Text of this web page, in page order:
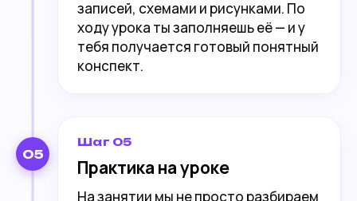
записей, схемами и рисунками. По
ходу урока ты заполняешь её — и у
тебя получается готовый понятный
конспект.
05
Шаг 05
Практика на уроке
На занятии мы не просто разбираем